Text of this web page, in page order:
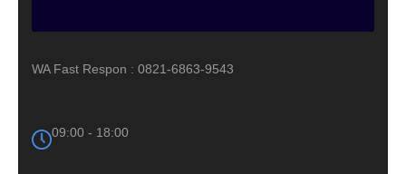
WA Fast Respon : 0821-6863-9543
09:00 - 18:00